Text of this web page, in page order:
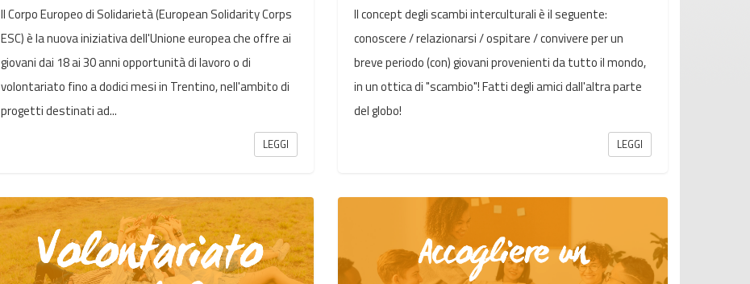
Il Corpo Europeo di Solidarietà (European Solidarity Corps
ESC) è la nuova iniziativa dell'Unione europea che offre ai
giovani dai 18 ai 30 anni opportunità di lavoro o di
volontariato fino a dodici mesi in Trentino, nell'ambito di
progetti destinati ad...
LEGGI
Il concept degli scambi interculturali è il seguente:
conoscere / relazionarsi / ospitare / convivere per un
breve periodo (con) giovani provenienti da tutto il mondo,
in un ottica di "scambio"! Fatti degli amici dall'altra parte
del globo!
LEGGI